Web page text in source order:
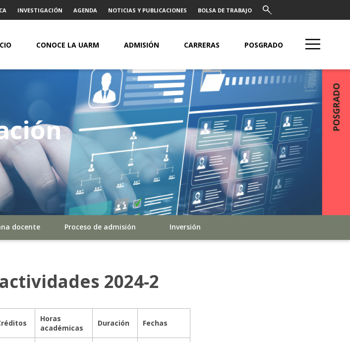
INVESTIGACIÓN AGENDA NOTICIAS Y PUBLICACIONES BOLSA DE TRABAJO
CONOCE LA UARM ADMISIÓN CARRERAS POSGRADO
docente Proceso de admisión Inversión
2024-2
Horas
académicas
Duración Fechas